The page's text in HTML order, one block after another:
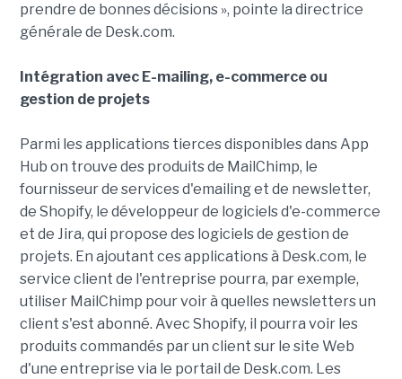
prendre de bonnes décisions », pointe la directrice
générale de Desk.com.
Intégration avec E-mailing, e-commerce ou
gestion de projets
Parmi les applications tierces disponibles dans App
Hub on trouve des produits de MailChimp, le
fournisseur de services d'emailing et de newsletter,
de Shopify, le développeur de logiciels d'e-commerce
et de Jira, qui propose des logiciels de gestion de
projets. En ajoutant ces applications à Desk.com, le
service client de l'entreprise pourra, par exemple,
utiliser MailChimp pour voir à quelles newsletters un
client s'est abonné. Avec Shopify, il pourra voir les
produits commandés par un client sur le site Web
d'une entreprise via le portail de Desk.com. Les